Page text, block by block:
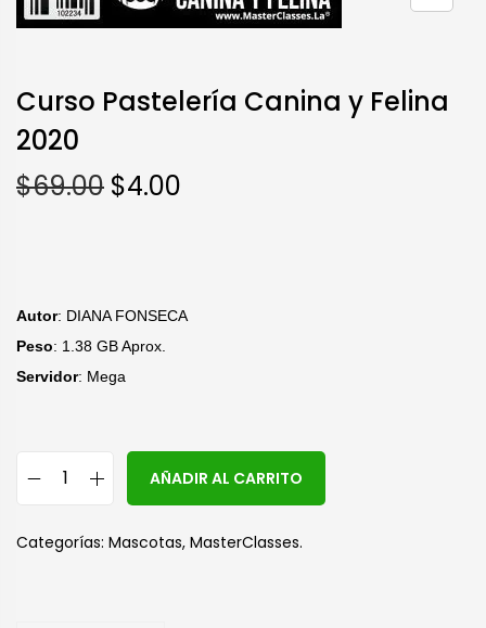
Curso Pastelería Canina y Felina
2020
$69.00 $4.00
Autor: DIANA FONSECA
Peso: 1.38 GB Aprox.
Servidor: Mega
AÑADIR AL CARRITO
Categorías: Mascotas, MasterClasses.